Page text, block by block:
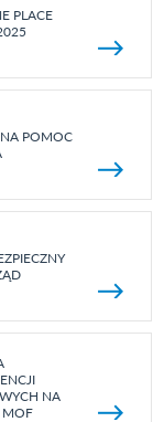
PLACE
POMOC
NA
MOF